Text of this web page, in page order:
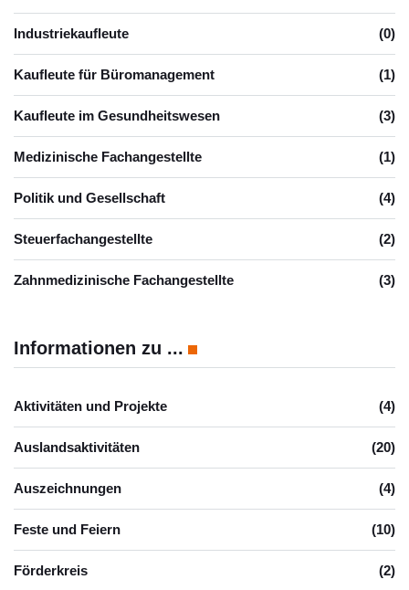
Industriekaufleute (0)
Kaufleute für Büromanagement (1)
Kaufleute im Gesundheitswesen (3)
Medizinische Fachangestellte (1)
Politik und Gesellschaft (4)
Steuerfachangestellte (2)
Zahnmedizinische Fachangestellte (3)
Informationen zu ...
Aktivitäten und Projekte (4)
Auslandsaktivitäten (20)
Auszeichnungen (4)
Feste und Feiern (10)
Förderkreis (2)